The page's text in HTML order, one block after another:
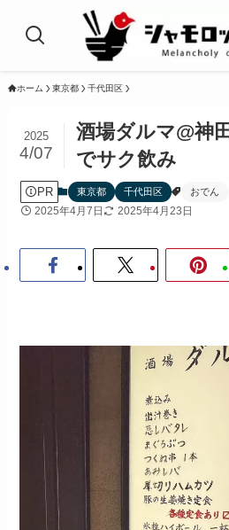
ホーム 東京都 千代田区
酒場ダルマ@神
でサク飲み
2025
4/07
PR 東京都 千代田区 おでん
2025年4月7日 2025年4月23日